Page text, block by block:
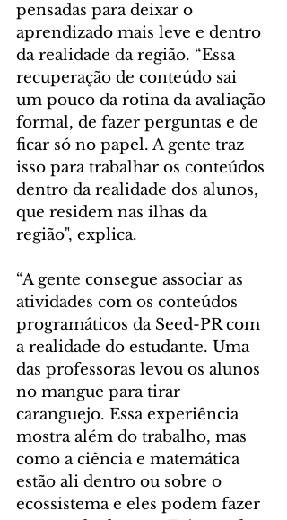
pensadas para deixar o
aprendizado mais leve e dentro
da realidade da região. “Essa
recuperação de conteúdo sai
um pouco da rotina da avaliação
formal, de fazer perguntas e de
ficar só no papel. A gente traz
isso para trabalhar os conteúdos
dentro da realidade dos alunos,
que residem nas ilhas da
região", explica.
“A gente consegue associar as
atividades com os conteúdos
programáticos da Seed-PR com
a realidade do estudante. Uma
das professoras levou os alunos
no mangue para tirar
caranguejo. Essa experiência
mostra além do trabalho, mas
como a ciência e matemática
estão ali dentro ou sobre o
ecossistema e eles podem fazer